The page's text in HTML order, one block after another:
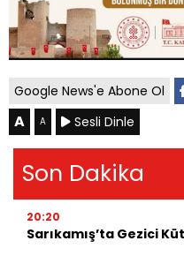
Google News'e Abone Ol
A A Sesli Dinle
Son Dakika
20:20
Sarıkamış’ta Gezici